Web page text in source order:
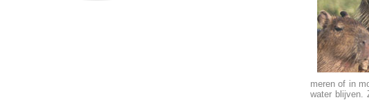
meren of in
water blijven.